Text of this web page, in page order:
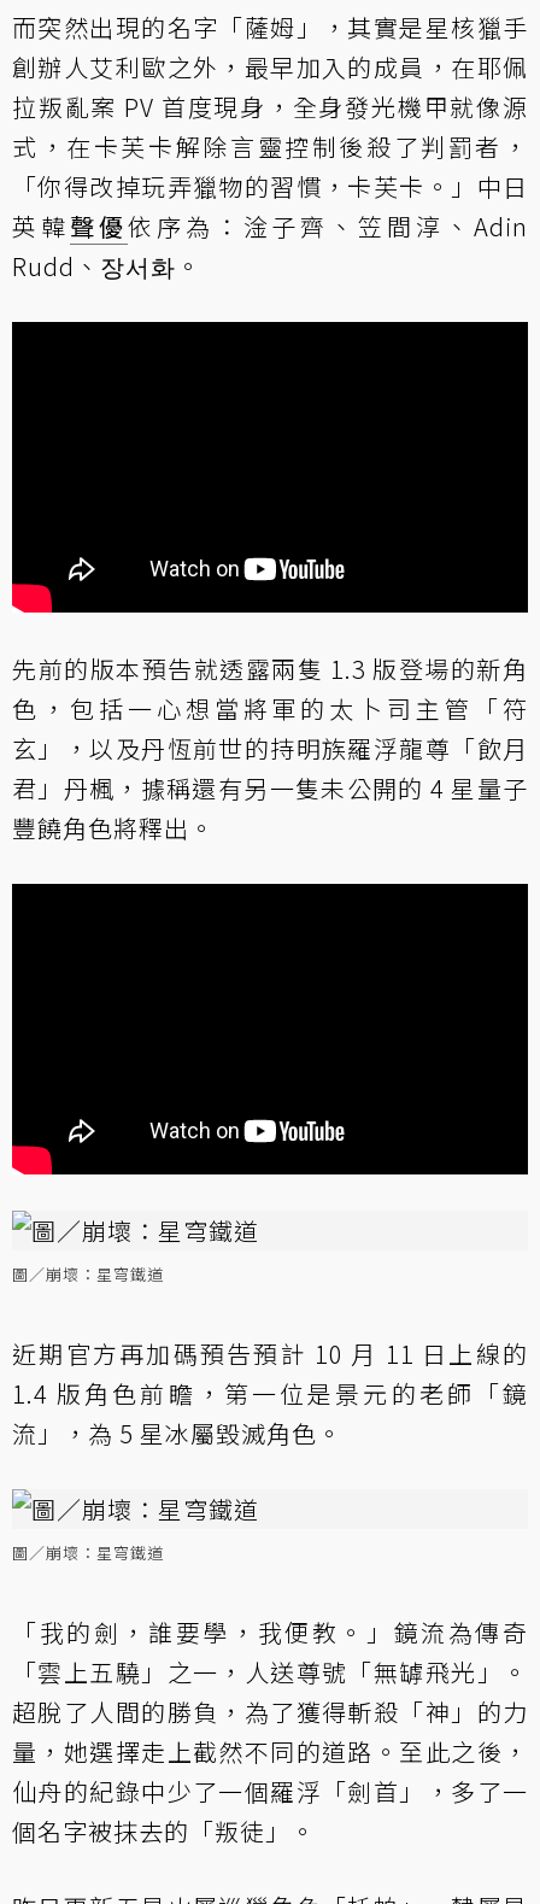
而突然出現的名字「薩姆」，其實是星核獵手
創辦人艾利歐之外，最早加入的成員，在耶佩
拉叛亂案 PV 首度現身，全身發光機甲就像源
式，在卡芙卡解除言靈控制後殺了判罰者，
「你得改掉玩弄獵物的習慣，卡芙卡。」中日
英韓聲優依序為：淦子齊、笠間淳、Adin
Rudd、장서화。
先前的版本預告就透露兩隻 1.3 版登場的新角
色，包括一心想當將軍的太卜司主管「符
玄」，以及丹恆前世的持明族羅浮龍尊「飲月
君」丹楓，據稱還有另一隻未公開的 4 星量子
豐饒角色將釋出。
圖／崩壞：星穹鐵道
近期官方再加碼預告預計 10 月 11 日上線的
1.4 版角色前瞻，第一位是景元的老師「鏡
流」，為 5 星冰屬毀滅角色。
圖／崩壞：星穹鐵道
「我的劍，誰要學，我便教。」鏡流為傳奇
「雲上五驍」之一，人送尊號「無罅飛光」。
超脫了人間的勝負，為了獲得斬殺「神」的力
量，她選擇走上截然不同的道路。至此之後，
仙舟的紀錄中少了一個羅浮「劍首」，多了一
個名字被抹去的「叛徒」。